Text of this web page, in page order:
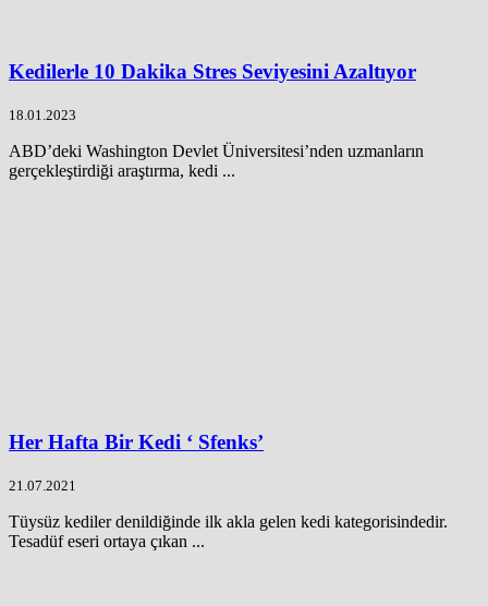
Kedilerle 10 Dakika Stres Seviyesini Azaltıyor
18.01.2023
ABD’deki Washington Devlet Üniversitesi’nden uzmanların
gerçekleştirdiği araştırma, kedi ...
Her Hafta Bir Kedi ‘ Sfenks’
21.07.2021
Tüysüz kediler denildiğinde ilk akla gelen kedi kategorisindedir.
Tesadüf eseri ortaya çıkan ...